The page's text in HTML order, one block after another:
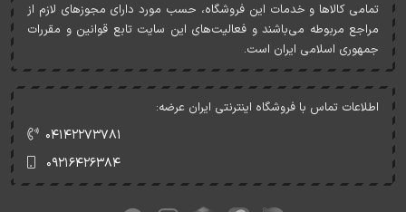
تمامی کالاها و خدمات اين فروشگاه، حسب مورد دارای مجوزهای لازم از
مراجع مربوطه می‌باشند و فعاليت‌های اين سايت تابع قوانين و مقررات
جمهوری اسلامی ايران است.
اطلاعات تماس با فروشگاه اینترنتی ایران عرضه:
۰۴۱۴۲۲۷۳۷۸۱
۰۹۲۱۶۴۲۶۳۸۴